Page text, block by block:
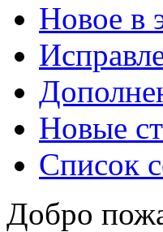
Новое в
Новые
Список
Добро